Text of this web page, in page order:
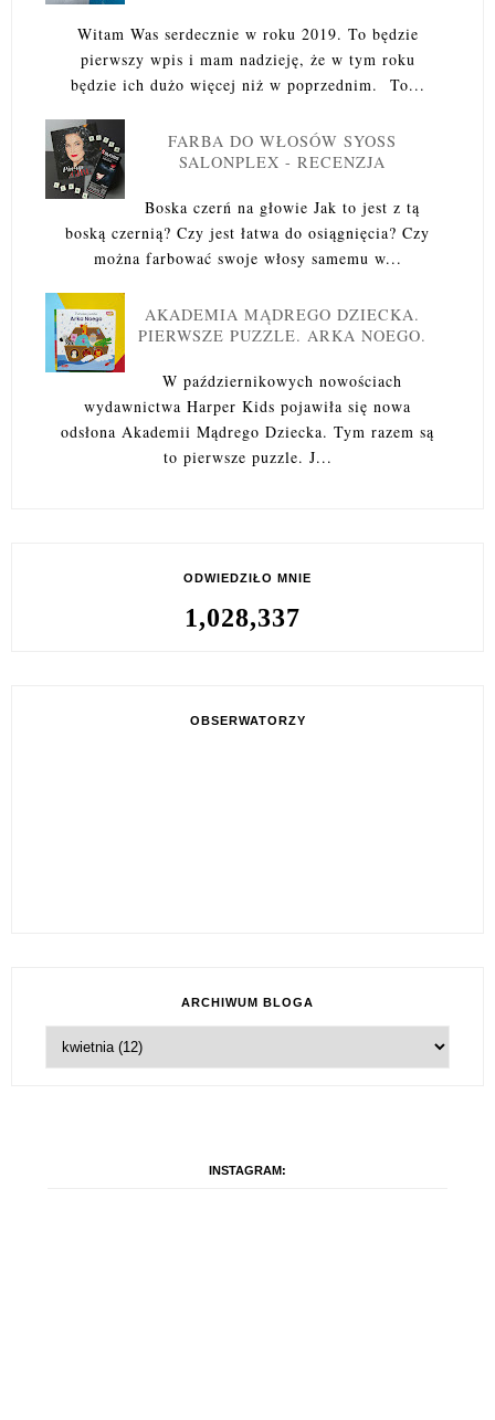
Witam Was serdecznie w roku 2019. To będzie
pierwszy wpis i mam nadzieję, że w tym roku
będzie ich dużo więcej niż w poprzednim. To...
FARBA DO WŁOSÓW SYOSS
SALONPLEX - RECENZJA
Boska czerń na głowie Jak to jest z tą
boską czernią? Czy jest łatwa do osiągnięcia? Czy
można farbować swoje włosy samemu w...
AKADEMIA MĄDREGO DZIECKA.
PIERWSZE PUZZLE. ARKA NOEGO.
W październikowych nowościach
wydawnictwa Harper Kids pojawiła się nowa
odsłona Akademii Mądrego Dziecka. Tym razem są
to pierwsze puzzle. J...
ODWIEDZIŁO MNIE
1,028,337
OBSERWATORZY
ARCHIWUM BLOGA
INSTAGRAM: